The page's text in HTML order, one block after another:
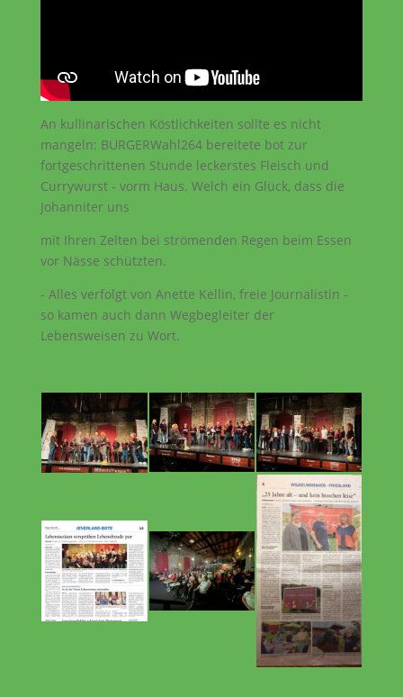
An kullinarischen Köstlichkeiten sollte es nicht
mangeln: BURGERWahl264 bereitete bot zur
fortgeschrittenen Stunde leckerstes Fleisch und
Currywurst - vorm Haus. Welch ein Glück, dass die
Johanniter uns
mit Ihren Zelten bei strömenden Regen beim Essen
vor Nässe schützten.
- Alles verfolgt von Anette Kellin, freie Journalistin -
so kamen auch dann Wegbegleiter der
Lebensweisen zu Wort.